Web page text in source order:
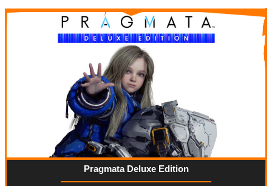
Pragmata Deluxe Edition